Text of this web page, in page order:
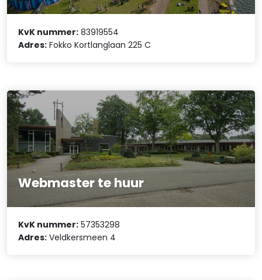
KvK nummer: 83919554
Adres: Fokko Kortlanglaan 225 C
Webmaster te huur
KvK nummer: 57353298
Adres: Veldkersmeen 4